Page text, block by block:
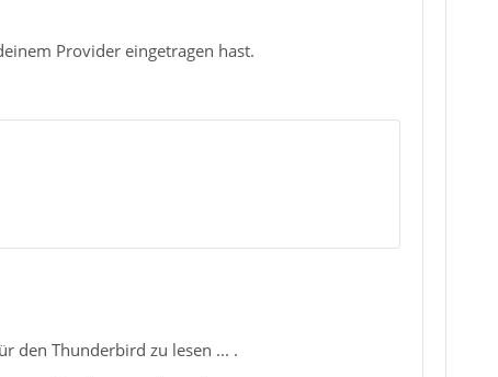
Provider eingetragen hast.
den Thunderbird zu lesen ... .